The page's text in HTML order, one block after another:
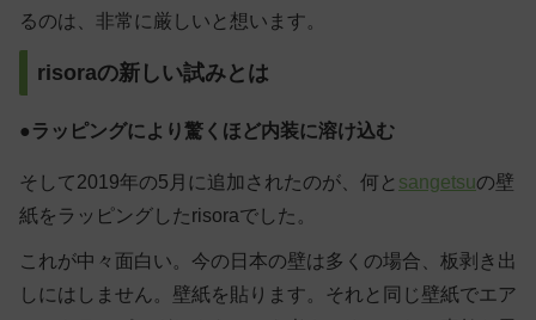
るのは、非常に厳しいと想います。
risoraの新しい試みとは
●ラッピングにより驚くほど内装に溶け込む
そして2019年の5月に追加されたのが、何と sangetsuの壁
紙をラッピングしたrisoraでした。
これが中々面白い。今の日本の壁は多くの場合、板剥き出
しにはしません。壁紙を貼ります。それと同じ壁紙でエア